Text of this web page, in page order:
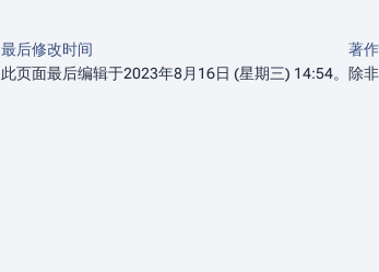
最后修改时间
此页面最后编辑于2023年8月16日 (星期三) 14:54。
著
除